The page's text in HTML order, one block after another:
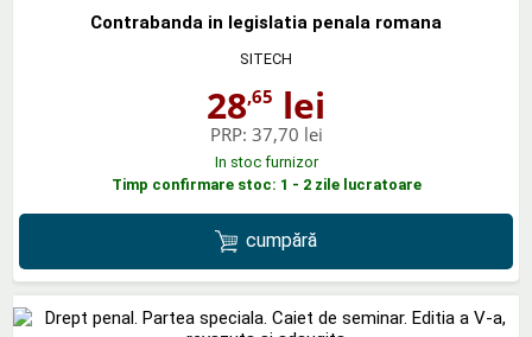
Contrabanda in legislatia penala romana
SITECH
28,65 lei
PRP: 37,70 lei
In stoc furnizor
Timp confirmare stoc: 1 - 2 zile lucratoare
cumpără